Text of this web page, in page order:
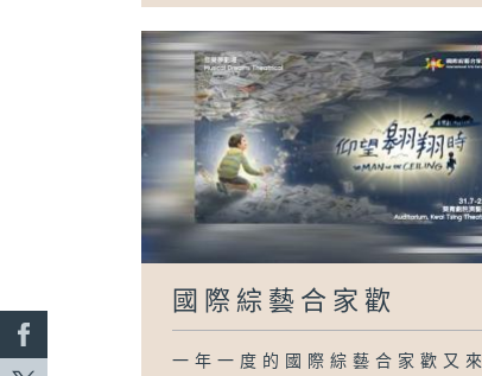
國際綜藝合家歡
一年一度的國際綜藝合家歡又來